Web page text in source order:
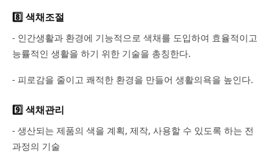
8️⃣ 색채조절
- 인간생활과 환경에 기능적으로 색채를 도입하여 효율적이고
능률적인 생활을 하기 위한 기술을 총칭한다.
- 피로감을 줄이고 쾌적한 환경을 만들어 생활의욕을 높인다.
9️⃣ 색채관리
- 생산되는 제품의 색을 계획, 제작, 사용할 수 있도록 하는 전
과정의 기술